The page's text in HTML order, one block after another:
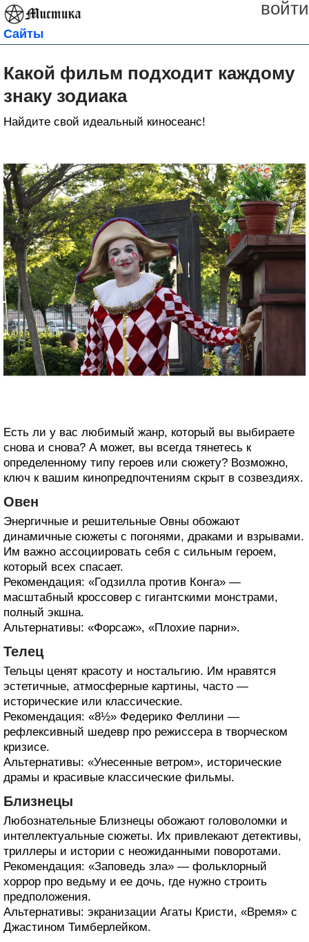
войти
Сайты
Какой фильм подходит каждому
знаку зодиака
Найдите свой идеальный киносеанс!
Есть ли у вас любимый жанр, который вы выбираете
снова и снова? А может, вы всегда тянетесь к
определенному типу героев или сюжету? Возможно,
ключ к вашим кинопредпочтениям скрыт в созвездиях.
Овен
Энергичные и решительные Овны обожают
динамичные сюжеты с погонями, драками и взрывами.
Им важно ассоциировать себя с сильным героем,
который всех спасает.
Рекомендация: «Годзилла против Конга» —
масштабный кроссовер с гигантскими монстрами,
полный экшна.
Альтернативы: «Форсаж», «Плохие парни».
Телец
Тельцы ценят красоту и ностальгию. Им нравятся
эстетичные, атмосферные картины, часто —
исторические или классические.
Рекомендация: «8½» Федерико Феллини —
рефлексивный шедевр про режиссера в творческом
кризисе.
Альтернативы: «Унесенные ветром», исторические
драмы и красивые классические фильмы.
Близнецы
Любознательные Близнецы обожают головоломки и
интеллектуальные сюжеты. Их привлекают детективы,
триллеры и истории с неожиданными поворотами.
Рекомендация: «Заповедь зла» — фольклорный
хоррор про ведьму и ее дочь, где нужно строить
предположения.
Альтернативы: экранизации Агаты Кристи, «Время» с
Джастином Тимберлейком.